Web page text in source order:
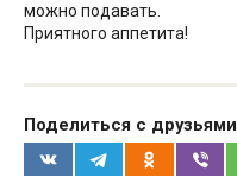
можно подавать.
Приятного аппетита!
Поделиться с друзьями